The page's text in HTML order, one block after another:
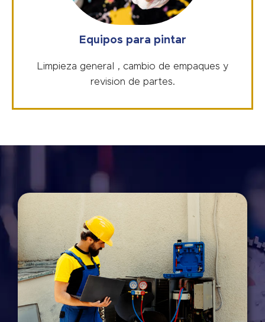
Equipos para pintar
Limpieza general , cambio de empaques y
revision de partes.